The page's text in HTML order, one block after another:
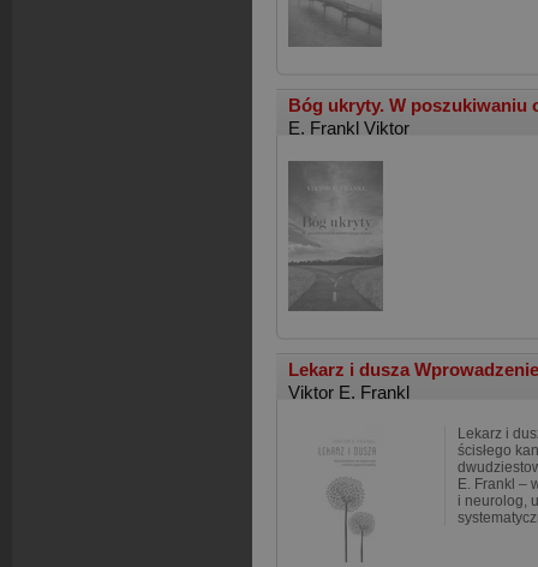
Bóg ukryty. W poszukiwaniu
E. Frankl Viktor
Lekarz i dusza
Viktor E. Frankl
Lekarz i
ścisłego
E. Frankl –
i neurolog,